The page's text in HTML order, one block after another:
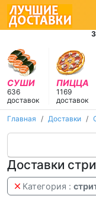
СУШИ
636
доставок
ПИЦЦА
1169
доставок
Главная Доставки
Доставки
Категория :